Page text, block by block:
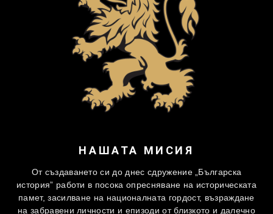
НАШАТА МИСИЯ
От създаването си до днес сдружение „Българска
история” работи в посока опресняване на историческата
памет, засилване на националната гордост, възраждане
на забравени личности и епизоди от близкото и далечно